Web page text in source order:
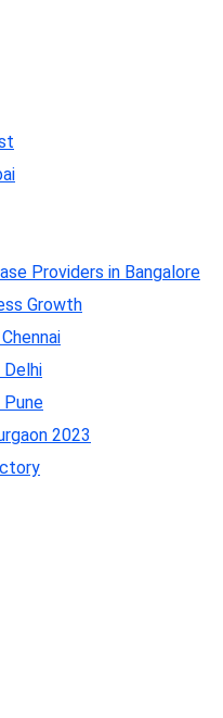
Providers in Bangalore
Growth
Delhi
Pune
2023